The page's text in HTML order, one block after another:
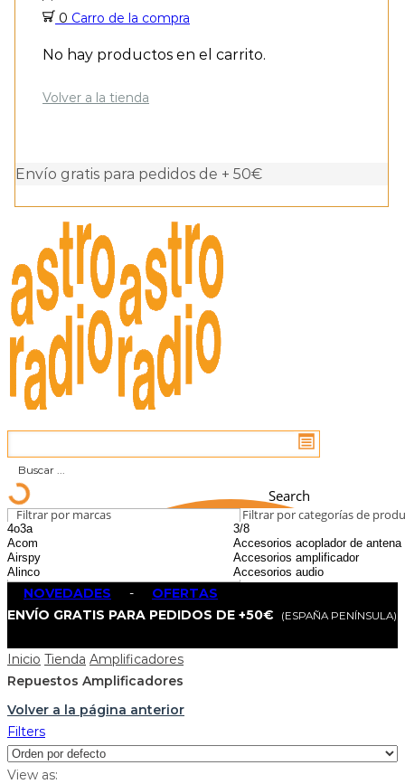
0 Carro de la compra
No hay productos en el carrito.
Volver a la tienda
Envío gratis para pedidos de + 50€
Search
Filtrar por marcas Filtrar por categorías de
NOVEDADES - OFERTAS
ENVÍO GRATIS PARA PEDIDOS DE +50€
(ESPAÑA PENÍNSULA)
Inicio Tienda Amplificadores
Repuestos Amplificadores
Volver a la página anterior
Filters
View as: